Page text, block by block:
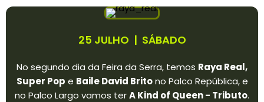
25 JULHO | SÁBADO
No segundo dia da Feira da Serra, temos Raya Real,
Super Pop e Baile David Britono Palco República, e
no Palco Largo vamos terA Kind of Queen - Tributo.